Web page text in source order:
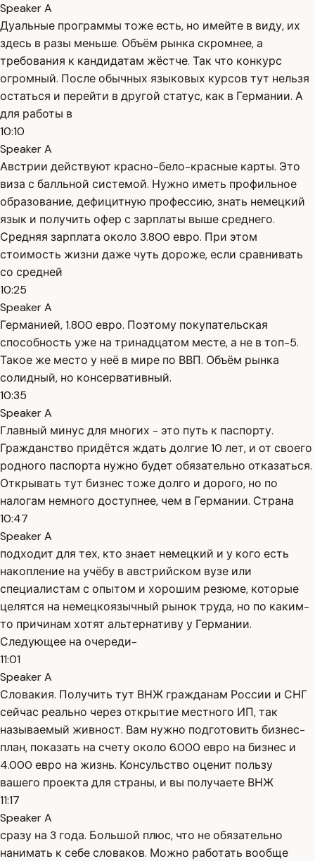
Speaker A
Дуальные программы тоже есть, но имейте в виду, их
здесь в разы меньше. Объём рынка скромнее, а
требования к кандидатам жёстче. Так что конкурс
огромный. После обычных языковых курсов тут нельзя
остаться и перейти в другой статус, как в Германии. А
для работы в
10:10
Speaker A
Австрии действуют красно-бело-красные карты. Это
виза с балльной системой. Нужно иметь профильное
образование, дефицитную профессию, знать немецкий
язык и получить офер с зарплаты выше среднего.
Средняя зарплата около 3.800 евро. При этом
стоимость жизни даже чуть дороже, если сравнивать
со средней
10:25
Speaker A
Германией, 1.800 евро. Поэтому покупательская
способность уже на тринадцатом месте, а не в топ-5.
Такое же место у неё в мире по ВВП. Объём рынка
солидный, но консервативный.
10:35
Speaker A
Главный минус для многих - это путь к паспорту.
Гражданство придётся ждать долгие 10 лет, и от своего
родного паспорта нужно будет обязательно отказаться.
Открывать тут бизнес тоже долго и дорого, но по
налогам немного доступнее, чем в Германии. Страна
10:47
Speaker A
подходит для тех, кто знает немецкий и у кого есть
накопление на учёбу в австрийском вузе или
специалистам с опытом и хорошим резюме, которые
целятся на немецкоязычный рынок труда, но по каким-
то причинам хотят альтернативу у Германии.
Следующее на очереди-
11:01
Speaker A
Словакия. Получить тут ВНЖ гражданам России и СНГ
сейчас реально через открытие местного ИП, так
называемый живност. Вам нужно подготовить бизнес-
план, показать на счету около 6.000 евро на бизнес и
4.000 евро на жизнь. Консульство оценит пользу
вашего проекта для страны, и вы получаете ВНЖ
11:17
Speaker A
сразу на 3 года. Большой плюс, что не обязательно
нанимать к себе словаков. Можно работать вообще